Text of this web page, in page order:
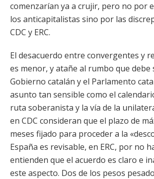
comenzarían ya a crujir, pero no por
los anticapitalistas sino por las
CDC y ERC.
El desacuerdo entre convergentes y
es menor, y atañe al rumbo que debe
Gobierno catalán y el Parlamento
asunto tan sensible como el
ruta soberanista y la vía de la
en CDC consideran que el plazo de
meses fijado para proceder a la
España es revisable, en ERC, por no
entienden que el acuerdo es claro e
este aspecto. Dos de los pesos